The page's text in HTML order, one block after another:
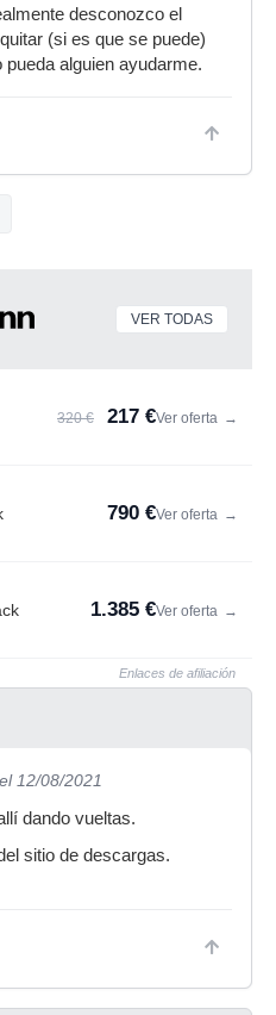
desconozco el
(si es que se puede)
alguien ayudarme.
VER TODAS
320 € 217 €Ver oferta →
790 €Ver oferta →
1.385 €Ver oferta →
Enlaces de afiliación
el 12/08/2021
dando vueltas.
sitio de descargas.